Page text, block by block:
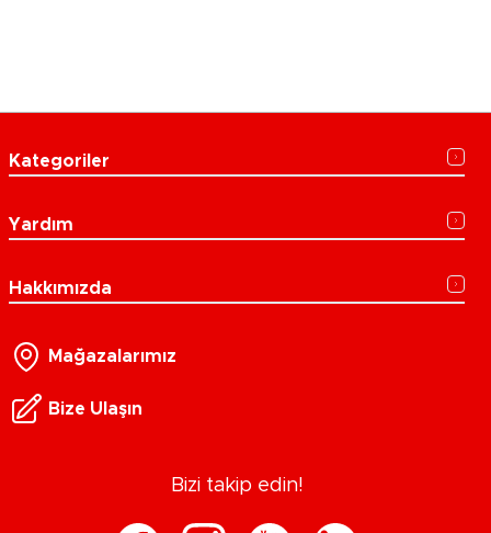
Kategoriler
Yardım
Hakkımızda
Mağazalarımız
Bize Ulaşın
Bizi takip edin!